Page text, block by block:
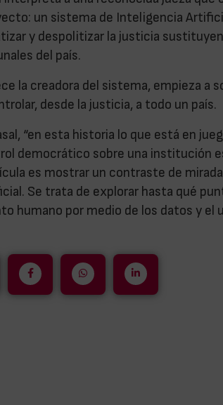
un sistema de Inteligencia
y despolitizar la justicia
del país.
la creadora del sistema, empieza a
desde la justicia, a todo un país.
“en esta historia lo que está en
democrático sobre una institución
es mostrar un contraste de
Se trata de explorar hasta qué
humano por medio de los datos y el